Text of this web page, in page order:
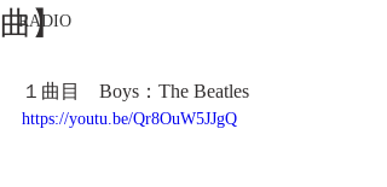
RADIO
曲】
１曲目　Boys：The Beatles
https://youtu.be/Qr8OuW5JJgQ